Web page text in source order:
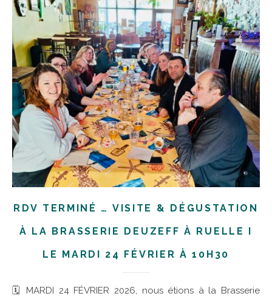
RDV TERMINÉ … VISITE & DÉGUSTATION
À LA BRASSERIE DEUZEFF À RUELLE I
LE MARDI 24 FÉVRIER À 10H30
🗓 MARDI 24 FÉVRIER 2026, nous étions à la Brasserie